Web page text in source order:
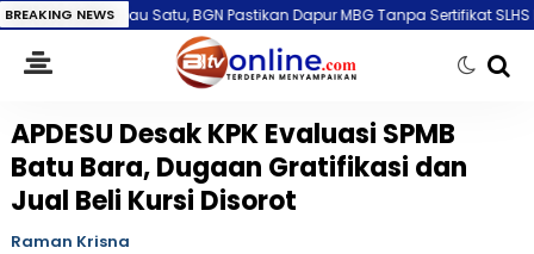
BREAKING NEWS
BGN Pastikan Dapur MBG Tanpa Sertifikat SLHS Bakal Disetop
APDESU Desak KPK Evaluasi SPMB
Batu Bara, Dugaan Gratifikasi dan
Jual Beli Kursi Disorot
Raman Krisna